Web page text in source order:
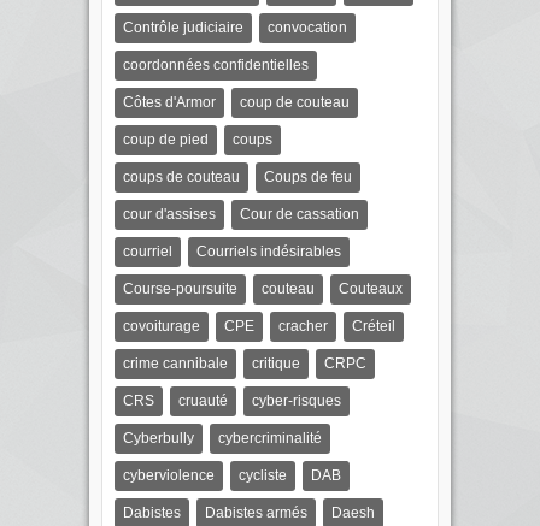
Contrôle judiciaire convocation
coordonnées confidentielles
Côtes d'Armor coup de couteau
coup de pied coups
coups de couteau Coups de feu
cour d'assises Cour de cassation
courriel Courriels indésirables
Course-poursuite couteau Couteaux
covoiturage CPE cracher Créteil
crime cannibale critique CRPC
CRS cruauté cyber-risques
Cyberbully cybercriminalité
cyberviolence cycliste DAB
Dabistes Dabistes armés Daesh